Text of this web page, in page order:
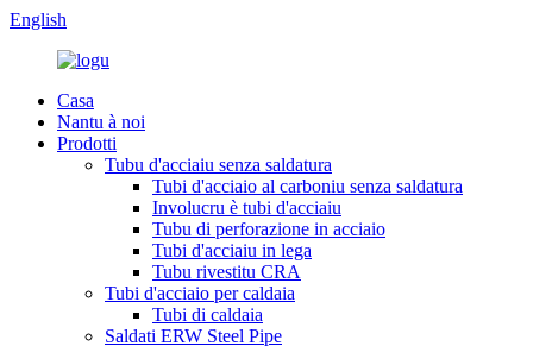
English
Casa
Nantu à noi
Prodotti
Tubu d'acciaiu senza saldatura
Tubi d'acciaio al carboniu senza saldatura
Involucru è tubi d'acciaiu
Tubu di perforazione in acciaio
Tubi d'acciaiu in lega
Tubu rivestitu CRA
Tubi d'acciaio per caldaia
Tubi di caldaia
Saldati ERW Steel Pipe